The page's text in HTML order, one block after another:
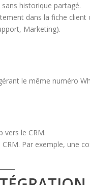
historique partagé.
dans la fiche
Marketing).
le même numéro
vers le CRM.
Par exemple, une